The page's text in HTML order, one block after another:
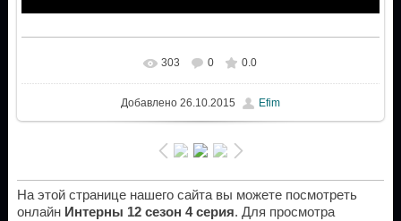
303 0 0.0
Добавлено26.10.2015 Efim
На этой странице нашего сайта вы можете посмотреть
онлайн Интерны 12 сезон 4 серия. Для просмотра